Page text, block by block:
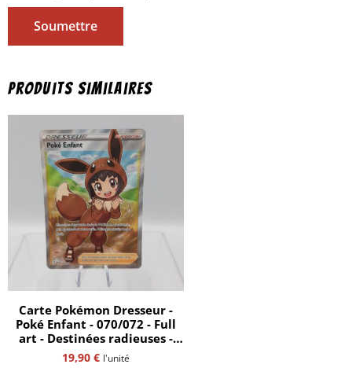
Produits similaires
Carte Pokémon Dresseur -
Poké Enfant - 070/072 - Full
art - Destinées radieuses -
ultra rare - EB 4.5 - FR
19,90 € l'unité